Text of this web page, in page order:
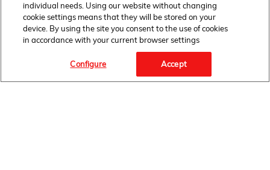
OBSERWUJ NAS
individual needs. Using our website without changing
cookie settings means that they will be stored on your
device. By using the site you consent to the use of cookies
in accordance with your current browser settings
Configure Accept